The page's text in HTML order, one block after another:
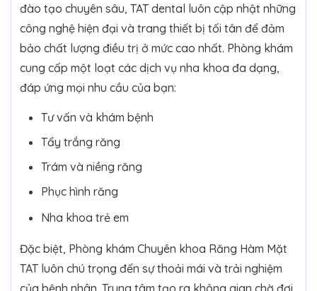
đào tạo chuyên sâu, TAT dental luôn cập nhật những
công nghệ hiện đại và trang thiết bị tối tân để đảm
bảo chất lượng điều trị ở mức cao nhất. Phòng khám
cung cấp một loạt các dịch vụ nha khoa đa dạng,
đáp ứng mọi nhu cầu của bạn:
Tư vấn và khám bệnh
Tẩy trắng răng
Trám và niềng răng
Phục hình răng
Nha khoa trẻ em
Đặc biệt, Phòng khám Chuyên khoa Răng Hàm Mặt
TAT luôn chú trọng đến sự thoải mái và trải nghiệm
của bệnh nhân. Trung tâm tạo ra không gian chờ đợi